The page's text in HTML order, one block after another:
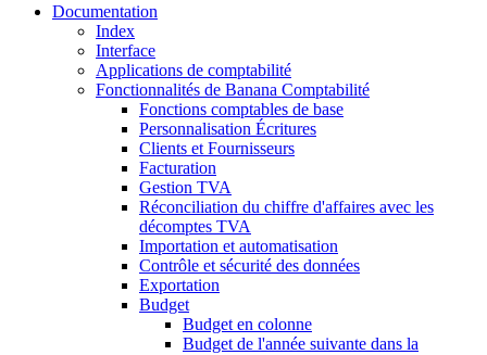
Documentation
Index
Interface
Applications de comptabilité
Fonctionnalités de Banana Comptabilité
Fonctions comptables de base
Personnalisation Écritures
Clients et Fournisseurs
Facturation
Gestion TVA
Réconciliation du chiffre d'affaires avec les
décomptes TVA
Importation et automatisation
Contrôle et sécurité des données
Exportation
Budget
Budget en colonne
Budget de l'année suivante dans la